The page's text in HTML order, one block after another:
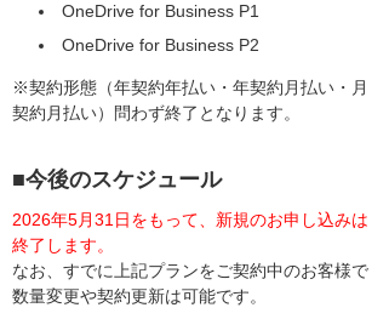
OneDrive for Business P1
OneDrive for Business P2
※契約形態（年契約年払い・年契約月払い・月
契約月払い）問わず終了となります。
■今後のスケジュール
2026年5月31日をもって、新規のお申し込みは
終了します。
なお、すでに上記プランをご契約中のお客様で
数量変更や契約更新は可能です。